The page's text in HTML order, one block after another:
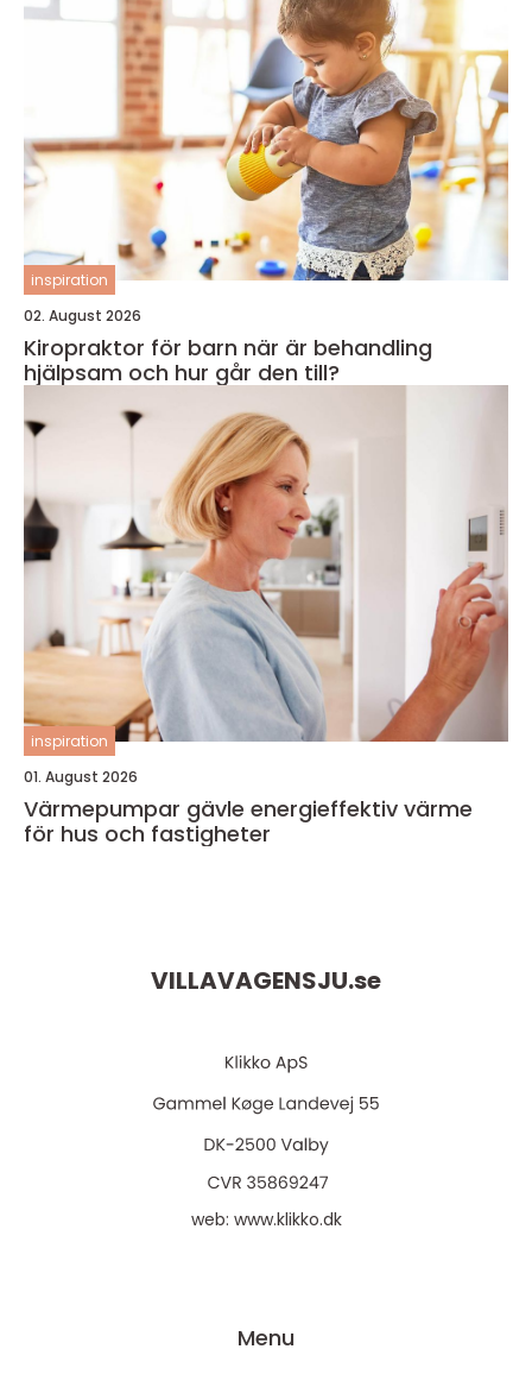
inspiration
02. August 2026
Kiropraktor för barn när är behandling
hjälpsam och hur går den till?
inspiration
01. August 2026
Värmepumpar gävle energieffektiv värme
för hus och fastigheter
VILLAVAGENSJU.se
web: www.klikko.dk
Menu